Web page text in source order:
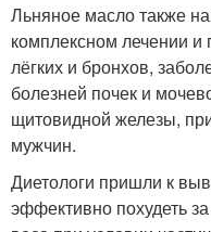
Льняное масло также
комплексном лечении и
лёгких и бронхов,
болезней почек и
щитовидной железы,
мужчин.
Диетологи пришли к
эффективно похудеть